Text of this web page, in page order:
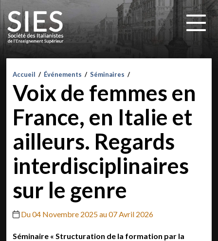
Accueil / Événements / Séminaires /
Voix de femmes en
France, en Italie et
ailleurs. Regards
interdisciplinaires
sur le genre
Du 04 Novembre 2025 au 07 Avril 2026
Séminaire « Structuration de la formation par la